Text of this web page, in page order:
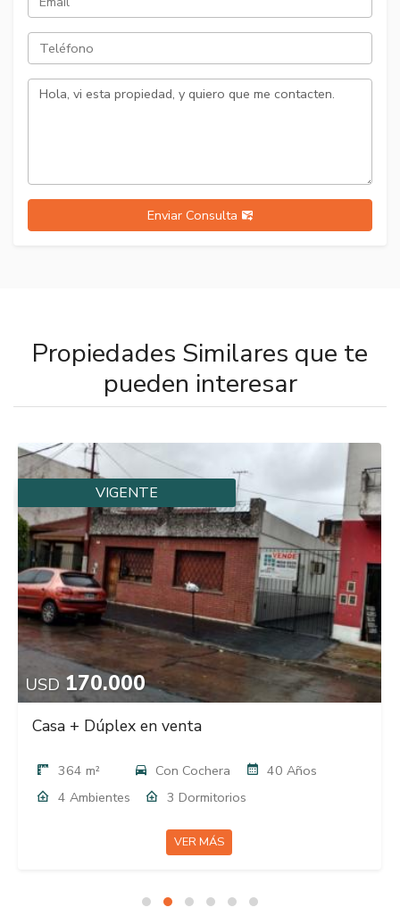
Enviar Consulta
Propiedades Similares que te
pueden interesar
VIGENTE
USD 170.000
Casa + Dúplex en venta
364 m² Con Cochera
40 Años
4 Ambientes
3 Dormitorios
VER MÁS